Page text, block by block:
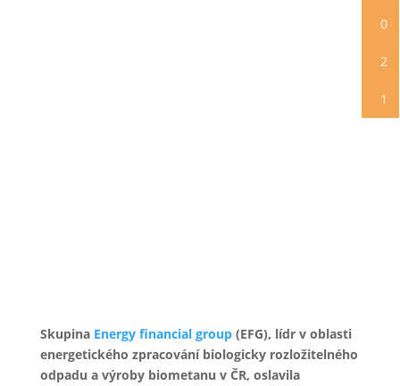
0
2
1
Skupina Energy financial group(EFG), lídr v oblasti
energetického zpracování biologicky rozložitelného
odpadu a výroby biometanu v ČR, oslavila